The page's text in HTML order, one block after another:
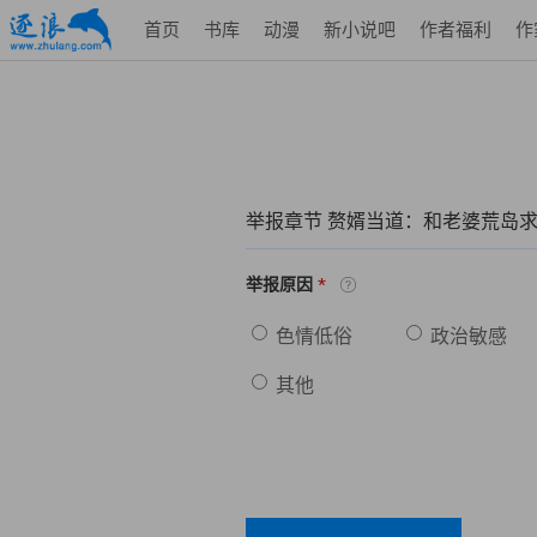
首页 书库 动漫 新小说吧 作者福利 作
举报章节 赘婿当道：和老婆荒岛
举报原因 *
色情低俗 政治敏感
其他